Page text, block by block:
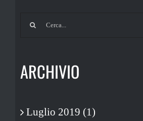
Cerca
ARCHIVIO
Luglio 2019 (1)